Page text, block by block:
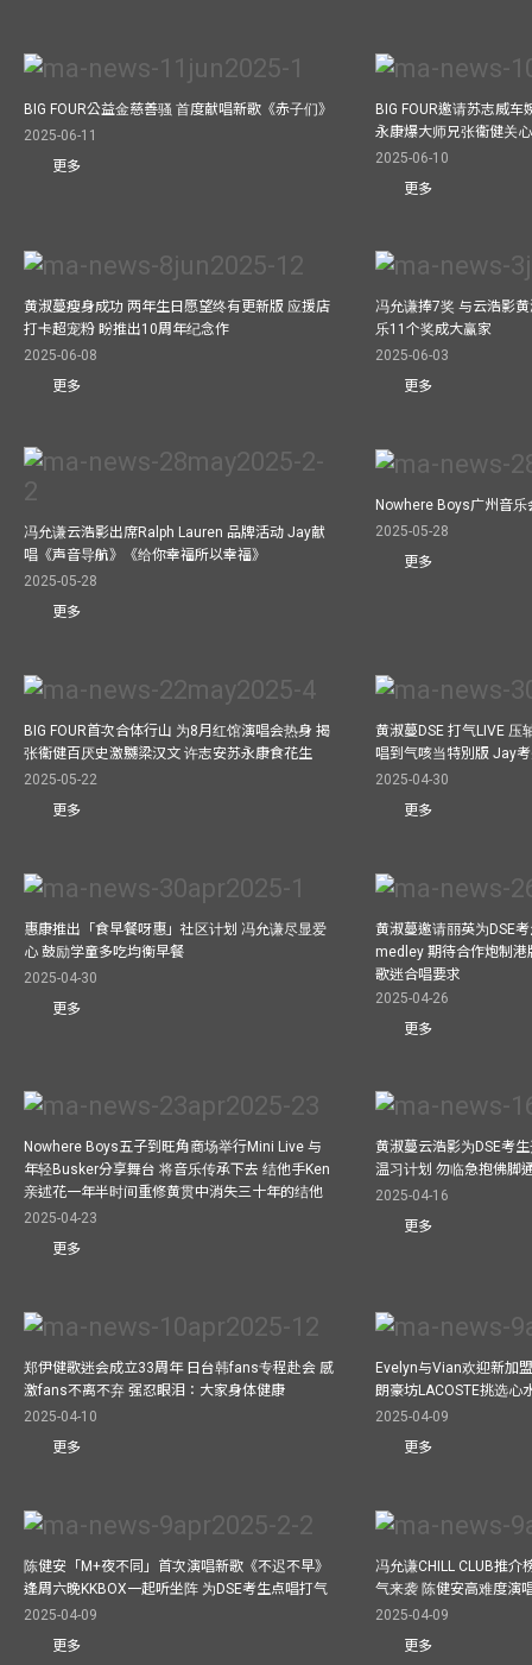
BIG FOUR公益⾦慈善骚 ⾸度献唱新歌《赤⼦们》
2025-06-11
更多
BIG FOUR邀请苏志威
永康爆大师兄张衞健关
2025-06-10
更多
黄淑蔓瘦身成功 两年生日愿望终有更新版 应援店
打卡超宠粉 盼推出10周年纪念作
2025-06-08
更多
冯允谦捧7奖 与云浩影
乐11个奖成大赢家
2025-06-03
更多
冯允谦云浩影出席Ralph Lauren 品牌活动 Jay献
唱《声音导航》《给你幸福所以幸福》
2025-05-28
更多
Nowhere Boys广州音
2025-05-28
更多
BIG FOUR首次合体行山 为8月红馆演唱会热身 揭
张衞健百厌史激嬲梁汉文 许志安苏永康食花生
2025-05-22
更多
黄淑蔓DSE 打气LIVE 压
唱到气咳当特別版 Jay
2025-04-30
更多
惠康推出「食早餐呀惠」社区计划 冯允谦尽显爱
心 鼓励学童多吃均衡早餐
2025-04-30
更多
黄淑蔓邀请丽英为DSE
medley 期待合作炮制
歌迷合唱要求
2025-04-26
更多
Nowhere Boys五子到旺角商场举行Mini Live 与
年轻Busker分享舞台 将音乐传承下去 结他手Ken
亲述花一年半时间重修黄贯中消失三十年的结他
2025-04-23
更多
黄淑蔓云浩影为DSE考
温习计划 勿临急抱佛脚
2025-04-16
更多
郑伊健歌迷会成立33周年 日台韩fans专程赴会 感
激fans不离不弃 强忍眼泪：大家身体健康
2025-04-10
更多
Evelyn与Vian欢迎新加
朗豪坊LACOSTE挑选心
2025-04-09
更多
陈健安「M+夜不同」首次演唱新歌《不迟不早》
逢周六晚KKBOX一起听坐阵 为DSE考生点唱打气
2025-04-09
更多
冯允谦CHILL CLUB推
气来袭 陈健安高难度演
2025-04-09
更多